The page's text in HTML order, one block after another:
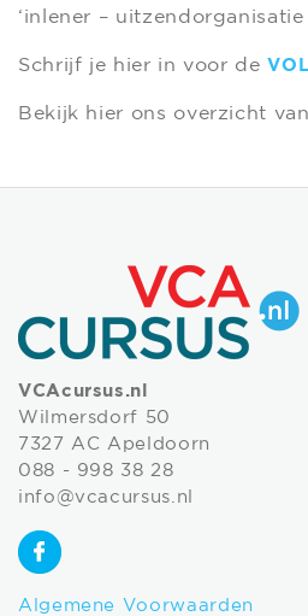
‘inlener – uitzendorganisatie
Schrijf je hier in voor de
Bekijk hier ons overzicht van
VCAcursus.nl
Wilmersdorf 50
7327 AC Apeldoorn
088 - 998 38 28
info@vcacursus.nl
Algemene Voorwaarden